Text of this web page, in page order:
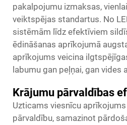
pakalpojumu izmaksas,
veiktspējas standartus. No
sistēmām līdz efektīviem
ēdināšanas aprīkojumā
aprīkojums veicina
labumu gan peļņai, gan vides
Krājumu pārvaldības
Uzticams viesnīcu
pārvaldību, samazinot